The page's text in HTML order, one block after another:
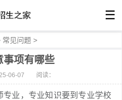
☰
常见问题 >
事项有哪些
06-07 阅读：
业，专业知识要到专业学校